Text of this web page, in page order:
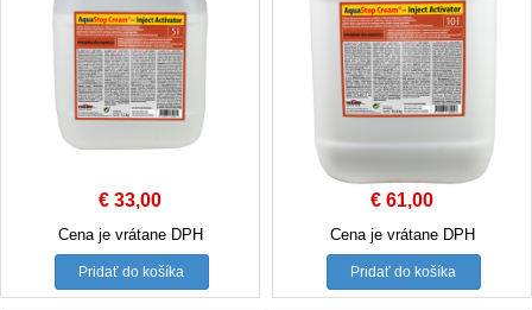
€ 33,00
Cena je vrátane DPH
Pridať do košíka
€ 61,00
Cena je vrátane DPH
Pridať do košíka